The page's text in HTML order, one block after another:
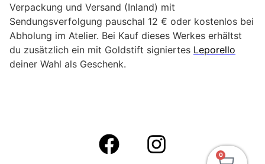
Verpackung und Versand (Inland) mit
Sendungsverfolgung pauschal 12 € oder kostenlos bei
Abholung im Atelier. Bei Kauf dieses Werkes erhältst
du zusätzlich ein mit Goldstift signiertes Leporello
deiner Wahl als Geschenk.
0